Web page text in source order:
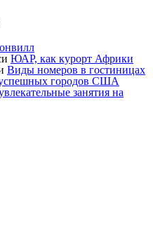
ЮАР, как курорт Африки
Виды номеров в гостиницах
городов США
занятия на